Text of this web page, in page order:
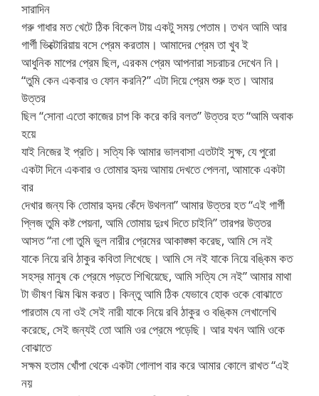
সারাদিন
গরু গাধার মত খেটে ঠিক বিকেল টায় একটু সময় পেতাম। তখন আমি আর
গার্গী ভিক্টোরিয়ায় বসে প্রেম করতাম। আমাদের প্রেম তা খুব ই
আধুনিক মাপের প্রেম ছিল, এরকম প্রেম আপনারা সচরাচর দেখেন নি।
“তুমি কেন একবার ও ফোন করনি?” এটা দিয়ে প্রেম শুরু হত। আমার
উত্তর
ছিল “সোনা এতো কাজের চাপ কি করে করি বলত” উত্তর হত “আমি অবাক
হয়ে
যাই নিজের ই প্রতি। সত্যি কি আমার ভালবাসা এতটাই সুক্ষ, যে পুরো
একটা দিনে একবার ও তোমার হৃদয় আমায় দেখতে পেলনা, আমাকে একটা
বার
দেখার জন্য কি তোমার হৃদয় কেঁদে উথলনা” আমার উত্তর হত “এই গার্গী
প্লিজ তুমি কষ্ট পেয়না, আমি তোমায় দুঃখ দিতে চাইনি” তারপর উত্তর
আসত “না গো তুমি ভুল নারীর প্রেমের আকাঙ্ক্ষা করেছ, আমি সে নই
যাকে নিয়ে রবি ঠাকুর কবিতা লিখেছে। আমি সে নই যাকে নিয়ে বঙ্কিম কত
সহস্র মানুষ কে প্রেমে পড়তে শিখিয়েছে, আমি সত্যি সে নই” আমার মাথা
টা ভীষণ ঝিম ঝিম করত। কিন্তু আমি ঠিক যেভাবে হোক ওকে বোঝাতে
পারতাম যে না ওই সেই নারী যাকে নিয়ে রবি ঠাকুর ও বঙ্কিম লেখালেখি
করেছে, সেই জন্যই তো আমি ওর প্রেমে পড়েছি। আর যখন আমি ওকে
বোঝাতে
সক্ষম হতাম খোঁপা থেকে একটা গোলাপ বার করে আমার কোলে রাখত “এই
নয়